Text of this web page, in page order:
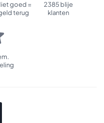
goed =
terug
2385 blije
klanten